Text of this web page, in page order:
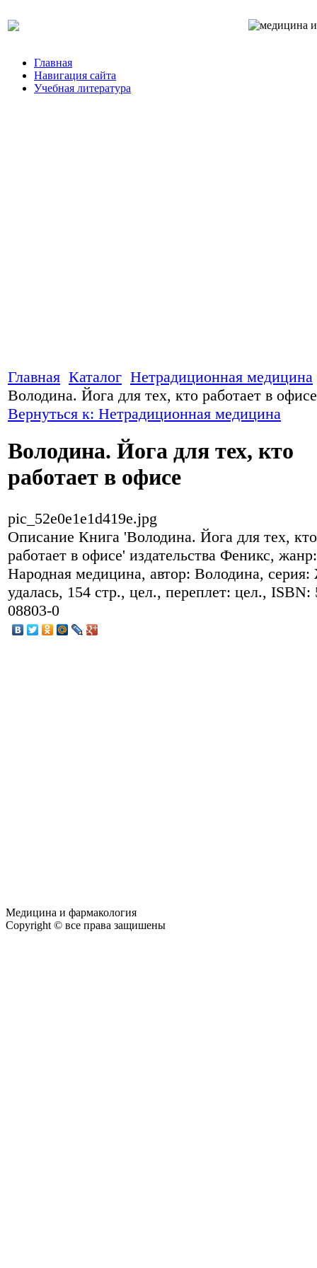
Главная
Навигация сайта
Учебная литература
Главная Каталог Нетрадиционная медицина
Володина. Йога для тех, кто работает в офисе
Вернуться к: Нетрадиционная медицина
Володина. Йога для тех, кто
работает в офисе
pic_52e0e1e1d419e.jpg
Описание Книга 'Володина. Йога для тех, кто
работает в офисе' издательства Феникс, жанр:
Народная медицина, автор: Володина,
удалась, 154 стр., цел., переплет: цел., ISBN:
08803-0
Медицина и фармакология
Copyright © все права защишены